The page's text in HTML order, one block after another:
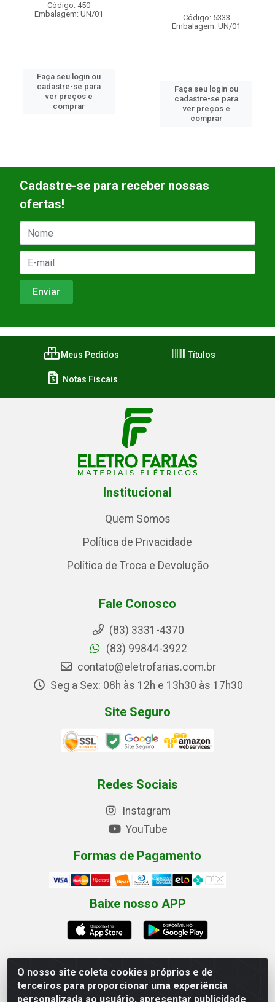
Código: 450
Embalagem: UN/01
Faça seu login ou
cadastre-se para
ver preços e
comprar
Código: 5333
Embalagem: UN/01
Faça seu login ou
cadastre-se para
ver preços e
comprar
O nosso site coleta cookies próprios e de
terceiros para proporcionar uma experiência
personalizada ao usuário, apresentar publicidade
Cadastre-se para receber nossas
ofertas!
Meus Pedidos Títulos
Notas Fiscais
Institucional
Quem Somos
Política de Privacidade
Política de Troca e Devolução
Fale Conosco
(83) 3331-4370
(83) 99844-3922
contato@eletrofarias.com.br
Seg a Sex: 08h às 12h e 13h30 às 17h30
Site Seguro
Redes Sociais
Instagram
YouTube
Formas de Pagamento
Baixe nosso APP
Eletrofarias Materiais Eletricos - Av. Jorn. Assis
Chateaubriand, 2500 - Distrito Industrial, Campina